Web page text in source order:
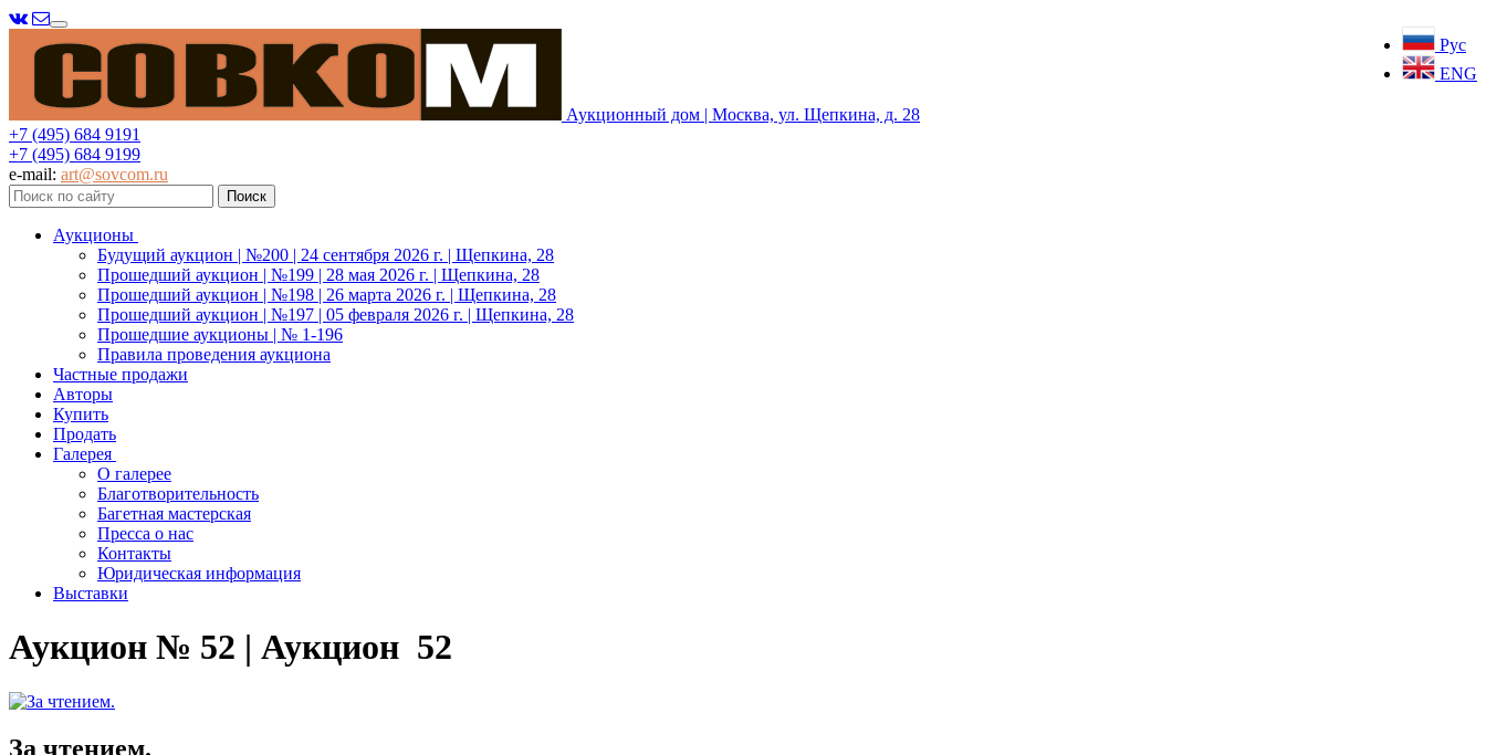
Рус
ENG
Меню
Аукционный дом | Москва, ул. Щепкина, д. 28
+7 (495) 684 9191
+7 (495) 684 9199
e-mail: art@sovcom.ru
Аукционы
Будущий аукцион | №200 | 24 сентября 2026 г. | Щепкина, 28
Прошедший аукцион | №199 | 28 мая 2026 г. | Щепкина, 28
Прошедший аукцион | №198 | 26 марта 2026 г. | Щепкина, 28
Прошедший аукцион | №197 | 05 февраля 2026 г. | Щепкина, 28
Прошедшие аукционы | № 1-196
Правила проведения аукциона
Частные продажи
Авторы
Купить
Продать
Галерея
О галерее
Благотворительность
Багетная мастерская
Пресса о нас
Контакты
Юридическая информация
Выставки
Аукцион № 52 | Аукцион 52
За чтением.